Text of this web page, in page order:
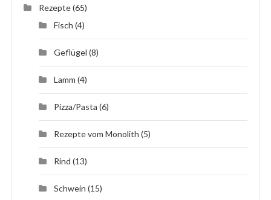
Rezepte(65)
Fisch (4)
Geflügel (8)
Lamm (4)
Pizza/Pasta (6)
Rezepte vom Monolith (5)
Rind (13)
Schwein (15)